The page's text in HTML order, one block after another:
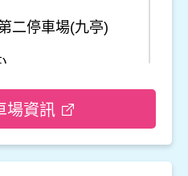
二停車場(九亭)
場
場資訊